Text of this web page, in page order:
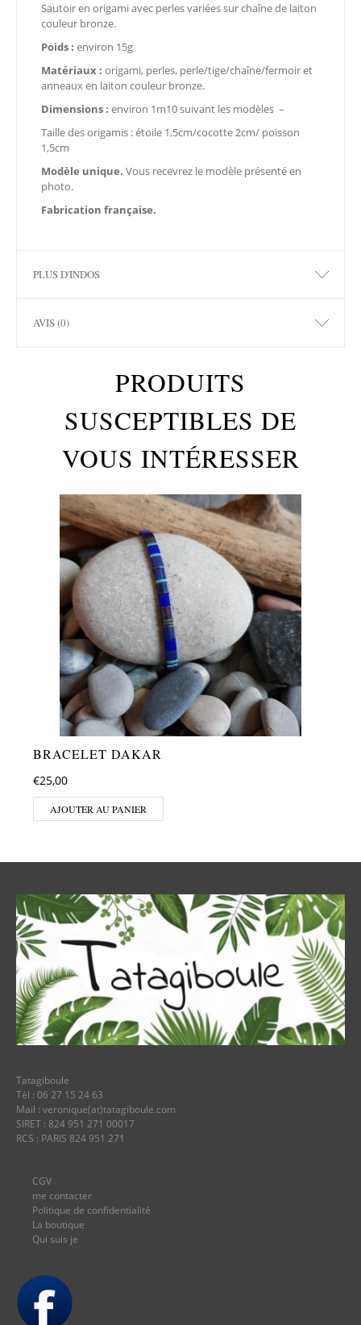
Sautoir en origami avec perles variées sur chaîne de laiton
couleur bronze.
Poids : environ 15g
Matériaux : origami, perles, perle/tige/chaîne/fermoir et
anneaux en laiton couleur bronze.
Dimensions : environ 1m10 suivant les modèles –
Taille des origamis : étoile 1,5cm/cocotte 2cm/ poisson
1,5cm
Modèle unique. Vous recevrez le modèle présenté en
photo.
Fabrication française.
PLUS D'INDOS
AVIS (0)
PRODUITS
SUSCEPTIBLES DE
VOUS INTÉRESSER
BRACELET DAKAR
€25,00
AJOUTER AU PANIER
Tatagiboule
Tél : 06 27 15 24 63
Mail : veronique(at)tatagiboule.com
SIRET : 824 951 271 00017
RCS : PARIS 824 951 271
CGV
me contacter
Politique de confidentialité
La boutique
Qui suis je